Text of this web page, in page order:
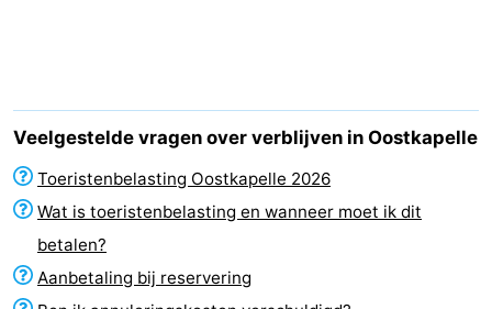
-
Bos
en
Duin
-
De
Grote
-
De
-
Veelgestelde vragen over verblijven in Oostkapelle
Toeristenbelasting Oostkapelle 2026
Wat is toeristenbelasting en wanneer moet ik dit
betalen?
Aanbetaling bij reservering